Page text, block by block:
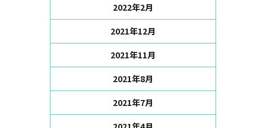
2022年2月
2021年12月
2021年11月
2021年8月
2021年7月